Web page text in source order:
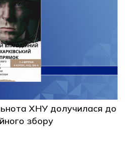
ХНУ долучилася до
збору